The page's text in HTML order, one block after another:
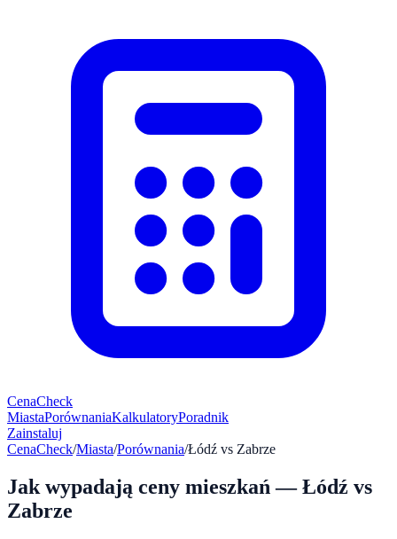
CenaCheck
MiastaPorównaniaKalkulatoryPoradnik
Zainstaluj
CenaCheck/Miasta/Porównania/Łódź vs Zabrze
Jak wypadają ceny mieszkań —Łódź vs
Zabrze